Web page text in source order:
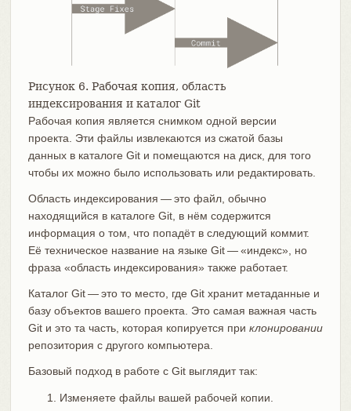
Рисунок 6. Рабочая копия, область
индексирования и каталог Git
Рабочая копия является снимком одной версии
проекта. Эти файлы извлекаются из сжатой базы
данных в каталоге Git и помещаются на диск, для того
чтобы их можно было использовать или редактировать.
Область индексирования — это файл, обычно
находящийся в каталоге Git, в нём содержится
информация о том, что попадёт в следующий коммит.
Её техническое название на языке Git — «индекс», но
фраза «область индексирования» также работает.
Каталог Git — это то место, где Git хранит метаданные и
базу объектов вашего проекта. Это самая важная часть
Git и это та часть, которая копируется при клонировании
репозитория с другого компьютера.
Базовый подход в работе с Git выглядит так:
Изменяете файлы вашей рабочей копии.